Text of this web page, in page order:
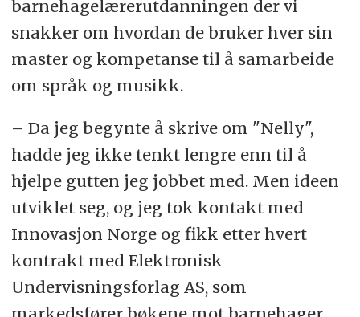
barnehagelærerutdanningen der vi
snakker om hvordan de bruker hver sin
master og kompetanse til å samarbeide
om språk og musikk.
– Da jeg begynte å skrive om "Nelly",
hadde jeg ikke tenkt lengre enn til å
hjelpe gutten jeg jobbet med. Men ideen
utviklet seg, og jeg tok kontakt med
Innovasjon Norge og fikk etter hvert
kontrakt med Elektronisk
Undervisningsforlag AS, som